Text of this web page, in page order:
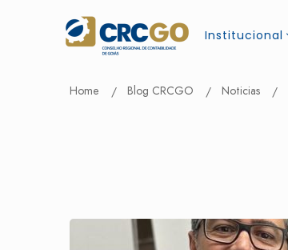
Institucional
Home Blog CRCGO Noticias